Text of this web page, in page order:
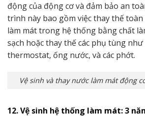
động của động cơ và đảm bảo an
trình này bao gồm việc thay thế
làm mát trong hệ thống bằng chất
sạch hoặc thay thế các phụ tùng
thermostat, ống nước, và các phớt.
Vệ sinh và thay nước làm mát động
12. Vệ sinh hệ thống làm mát: 3